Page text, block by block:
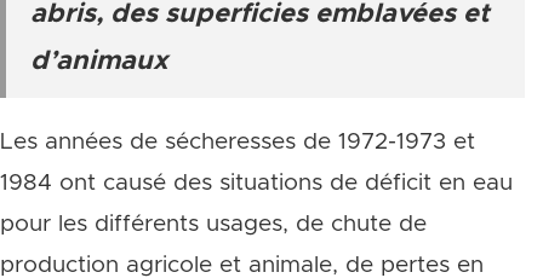
abris, des superficies emblavées et
d’animaux
Les années de sécheresses de 1972-1973 et
1984 ont causé des situations de déficit en eau
pour les différents usages, de chute de
production agricole et animale, de pertes en